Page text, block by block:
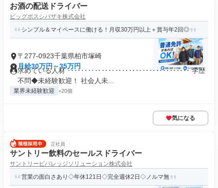
お酒の配送ドライバー
ビッグボスシバザキ株式会社
シンプル＆マイペースに働ける！月収30万円以上＋賞与年2回◎
〒277-0923千葉県柏市塚崎
月給30万円～35万円
求めている人材 ‥‥‥‥‥‥‥‥‥‥‥‥‥‥‥‥‥‥ 学歴
不問◆未経験歓迎！ 社会人未...
業界未経験歓迎 +20個
気になる
正社員
サントリー飲料のセールスドライバー
サントリービバレッジソリューション株式会社
営業の面白さあり◇年休121日◇完全週休2日◇ノルマ無